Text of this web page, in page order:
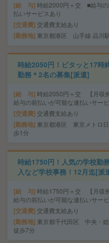
給 与 時給2000円＋交 ■給与の
払いサービスあり
交通費 交通費支給あり
勤務地 東京都港区 山手線 品川
時給2050円！ピタッと17時
勤務＊2名の募集[派遣]
給 与 時給2050円＋交 【月収
給与の前払いが可能な速払いサー
交通費 交通費支給あり
勤務地 東京都港区 東京メトロ
歩1分
時給1750円！人気の学校勤
入など学校事務！12月迄[派
給 与 時給1750円＋交 【月収
給与の前払いが可能な速払いサー
交通費 交通費支給あり
勤務地 東京都千代田区 中央・
徒歩7分